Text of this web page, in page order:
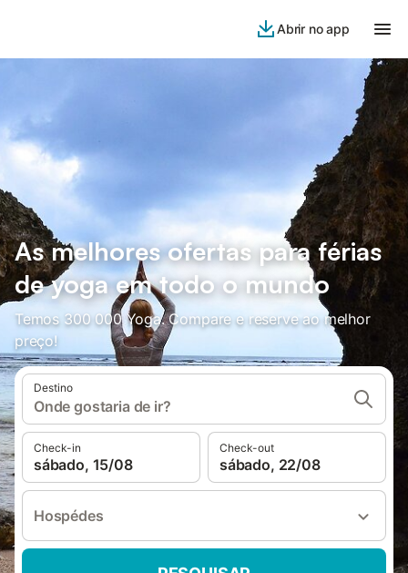
Abrir no app
As melhores ofertas para férias
de yoga em todo o mundo
Temos 300 000 Yoga. Compare e reserve ao melhor
preço!
Destino
Onde gostaria de ir?
Check-in
sábado, 15/08
Check-out
sábado, 22/08
Hospédes